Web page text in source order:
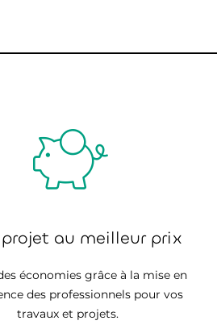
au meilleur prix
économies grâce à la mise en
des professionnels pour vos
travaux et projets.